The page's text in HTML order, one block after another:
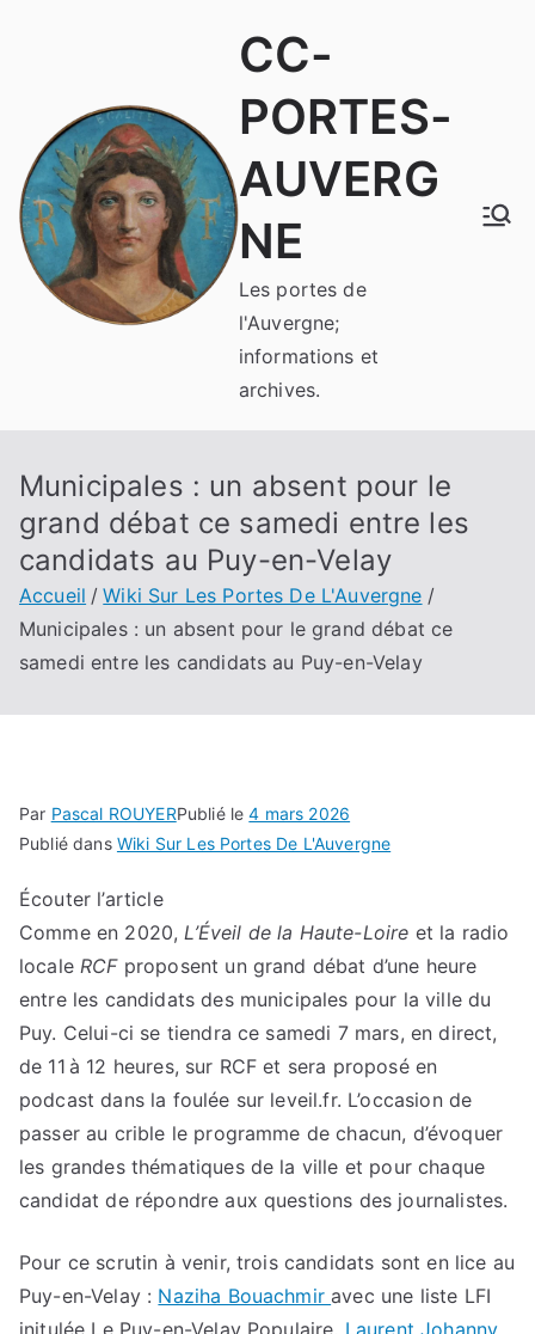
CC-
PORTES-
AUVERG
NE
Les portes de
l'Auvergne;
informations et
archives.
Municipales : un absent pour le
grand débat ce samedi entre les
candidats au Puy-en-Velay
Accueil
Wiki Sur Les Portes De L'Auvergne
Municipales : un absent pour le grand débat ce
samedi entre les candidats au Puy-en-Velay
Par Pascal ROUYERPublié le4 mars 2026
Publié dans Wiki Sur Les Portes De L'Auvergne
Écouter l’article
Comme en 2020,L’Éveil de la Haute-Loire et la radio
localeRCFproposent un grand débat d’une heure
entre les candidats des municipales pour la ville du
Puy. Celui-ci se tiendra ce samedi 7 mars, en direct,
de 11 à 12 heures, sur RCF et sera proposé en
podcast dans la foulée sur leveil.fr. L’occasion de
passer au crible le programme de chacun, d’évoquer
les grandes thématiques de la ville et pour chaque
candidat de répondre aux questions des journalistes.
Pour ce scrutin à venir, trois candidats sont en lice au
Puy-en-Velay : Naziha Bouachmiravec une liste LFI
initulée Le Puy-en-Velay Populaire, Laurent Johanny